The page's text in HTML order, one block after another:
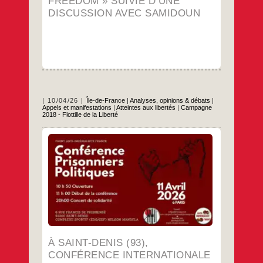
DISCUSSION AVEC SAMIDOUN
d’une
discussion
10/04/26 Île-de-France| Analyses, opinions & débats |
Appels et manifestations |Atteintes aux libertés |Campagne
2018 - Flottille de la Liberté
À SAINT-DENIS (93),
CONFÉRENCE INTERNATIONALE
Conférences prisonniers politiques + concert
de solidarité. 11 avril – Saint-Denis